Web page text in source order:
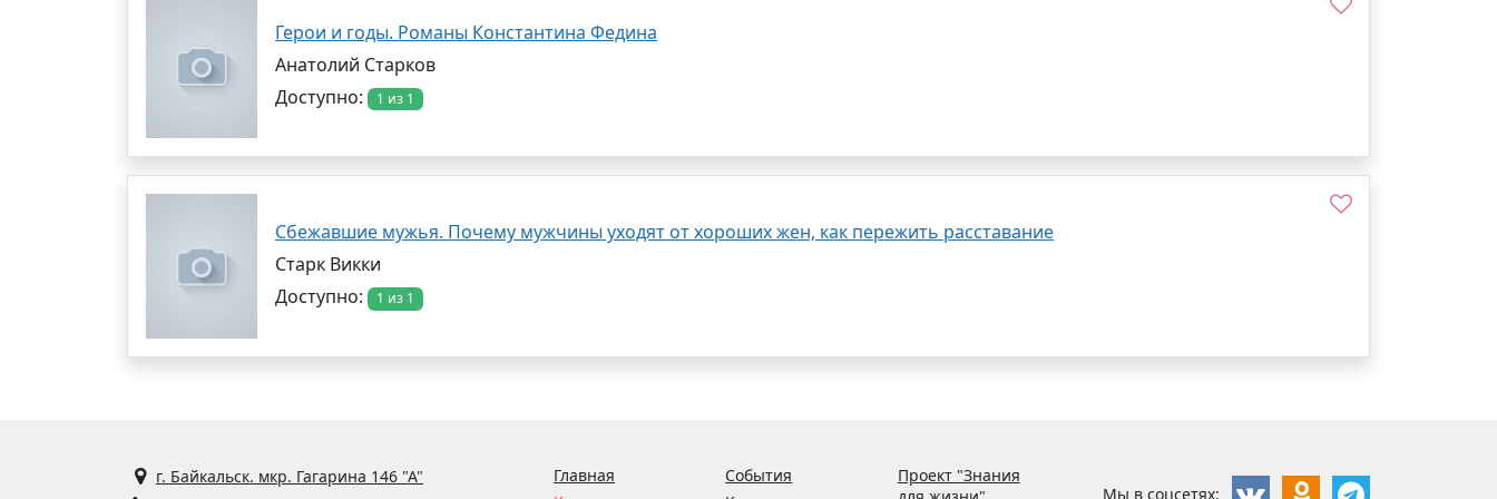
Герои и годы. Романы Константина Федина
Анатолий Старков
Доступно:
1 из 1
Сбежавшие мужья. Почему мужчины уходят от хороших жен, как пережить расставание
Старк Викки
Доступно:
1 из 1
г. Байкальск. мкр. Гагарина 146 "А"
Главная
События
Проект "Знания
Мы в соцсетях: